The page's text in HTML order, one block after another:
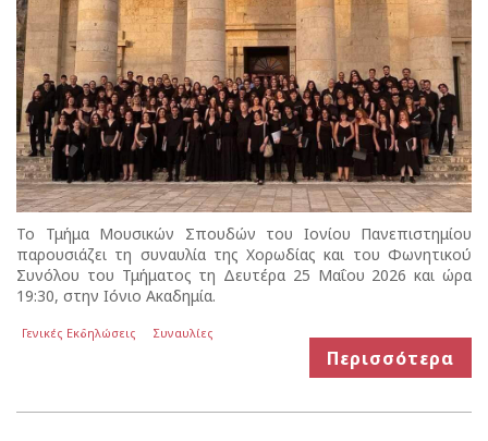
Το Τμήμα Μουσικών Σπουδών του Ιονίου Πανεπιστημίου
παρουσιάζει τη συναυλία της Χορωδίας και του Φωνητικού
Συνόλου του Τμήματος τη Δευτέρα 25 Μαΐου 2026 και ώρα
19:30, στην Ιόνιο Ακαδημία.
Γενικές Εκδηλώσεις Συναυλίες
Περισσότερα